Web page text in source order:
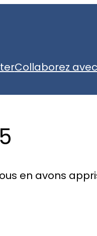
Collaborez
en avons